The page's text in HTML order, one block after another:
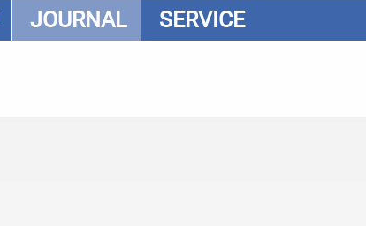
JOURNAL SERVICE